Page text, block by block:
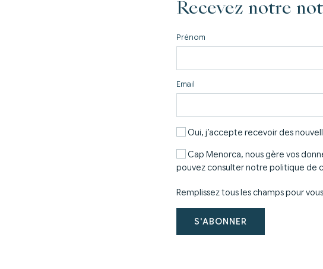
Recevez notre
Prénom
Email
Oui, j’accepte recevoir des
Cap Menorca, nous gère vos
pouvez consulter notre politique de
Remplissez tous les champs pour
S'ABONNER